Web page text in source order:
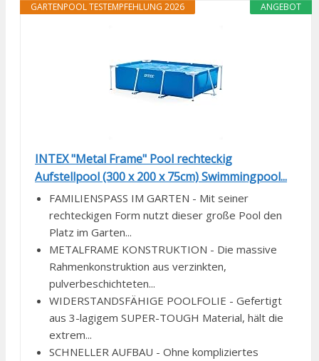
ANGEBOT
GARTENPOOL TESTEMPFEHLUNG 2026
INTEX "Metal Frame" Pool rechteckig
Aufstellpool (300 x 200 x 75cm) Swimmingpool...
FAMILIENSPASS IM GARTEN - Mit seiner
rechteckigen Form nutzt dieser große Pool den
Platz im Garten...
METALFRAME KONSTRUKTION - Die massive
Rahmenkonstruktion aus verzinkten,
pulverbeschichteten...
WIDERSTANDSFÄHIGE POOLFOLIE - Gefertigt
aus 3-lagigem SUPER-TOUGH Material, hält die
extrem...
SCHNELLER AUFBAU - Ohne kompliziertes